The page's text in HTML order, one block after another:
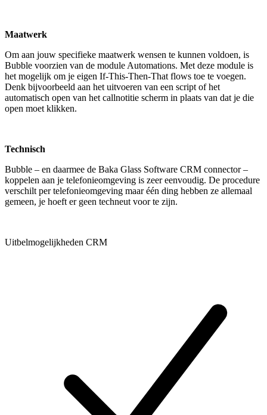
Maatwerk
Om aan jouw specifieke maatwerk wensen te kunnen voldoen, is
Bubble voorzien van de module Automations. Met deze module is
het mogelijk om je eigen If-This-Then-That flows toe te voegen.
Denk bijvoorbeeld aan het uitvoeren van een script of het
automatisch open van het callnotitie scherm in plaats van dat je die
open moet klikken.
Technisch
Bubble – en daarmee de Baka Glass Software CRM connector –
koppelen aan je telefonieomgeving is zeer eenvoudig. De procedure
verschilt per telefonieomgeving maar één ding hebben ze allemaal
gemeen, je hoeft er geen techneut voor te zijn.
Uitbelmogelijkheden CRM